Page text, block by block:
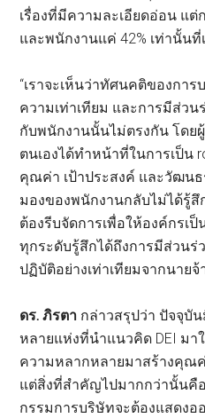
เรื่องที่มีความละเอียดอ่อน แ
และพนักงานแค่ 42% เท่านั้น
“เราจะเห็นว่าทัศนคติของกา
ความเท่าเทียม และการมีส่ว
กับพนักงานนั้นไม่ตรงกัน โดย
ตนเองได้ทำหน้าที่ในการเป็น
คุณค่า เป้าประสงค์ และวัฒน
มองของพนักงานกลับไม่ได้รู้สึ
ต้องรีบจัดการเพื่อให้องค์กรเ
ทุกระดับรู้สึกได้ถึงการมีส่วนร่
ปฏิบัติอย่างเท่าเทียมจากนายจ้
ดร. ภิรตา กล่าวสรุปว่า ปัจจุบั
หลายแห่งที่นำแนวคิด DEI มา
ความหลากหลายมาสร้างคุณ
แต่สิ่งที่สำคัญไปมากกว่านั้นคื
กรรมการบริษัทจะต้องแสดงอ